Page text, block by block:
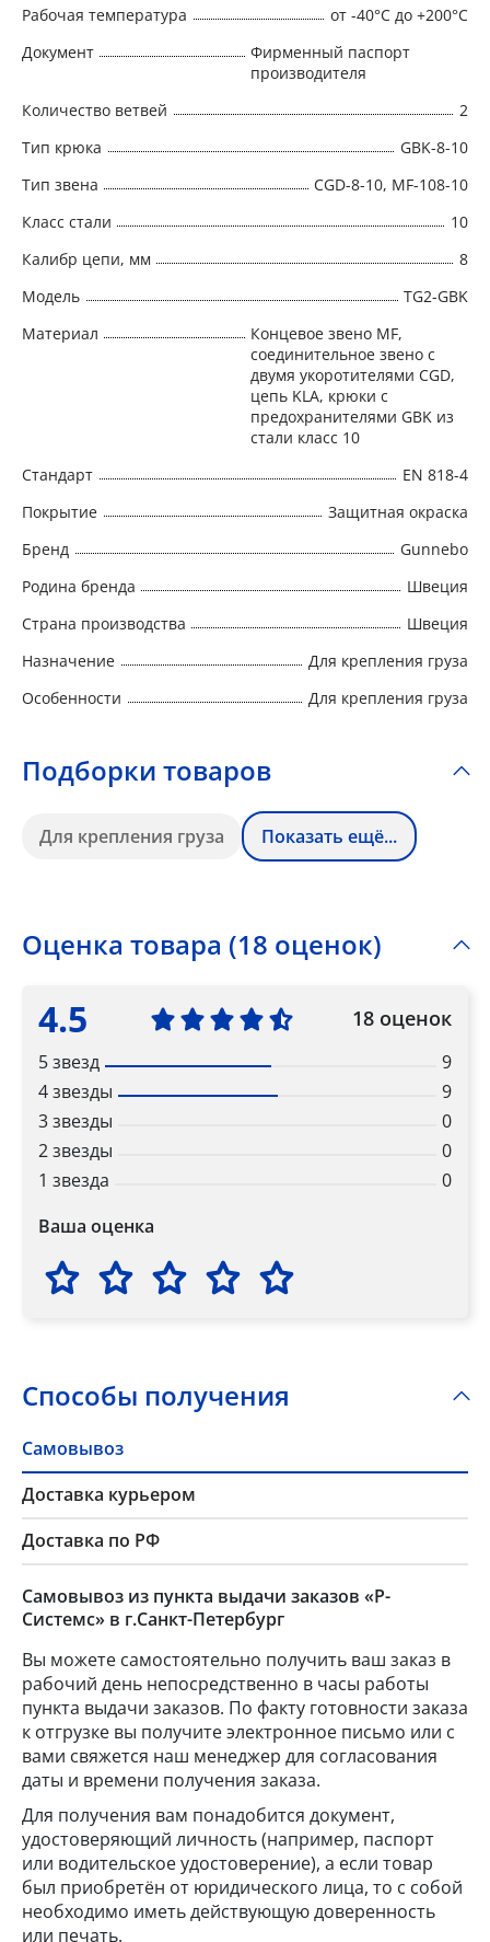
Рабочая температура
от -40°C до +200°C
Документ
Фирменный паспорт
производителя
Количество ветвей
2
Тип крюка
GBK-8-10
Тип звена
CGD-8-10, MF-108-10
Класс стали
10
Калибр цепи, мм
8
Модель
TG2-GBK
Материал
Концевое звено MF,
соединительное звено с
двумя укоротителями CGD,
цепь KLA, крюки с
предохранителями GBK из
стали класс 10
Стандарт
EN 818-4
Покрытие
Защитная окраска
Бренд
Gunnebo
Родина бренда
Швеция
Страна производства
Швеция
Назначение
Для крепления груза
Особенности
Для крепления груза
Подборки товаров
Для крепления груза Показать ещё...
Оценка товара (18 оценок)
4.5 18 оценок
5 звезд
9
4 звезды
9
3 звезды
0
2 звезды
0
1 звезда
0
Ваша оценка
Способы получения
Самовывоз
Доставка курьером
Доставка по РФ
Самовывоз из пункта выдачи заказов «Р-
Системс» в г.Санкт-Петербург
Вы можете самостоятельно получить ваш заказ в
рабочий день непосредственно в часы работы
пункта выдачи заказов. По факту готовности заказа
к отгрузке вы получите электронное письмо или с
вами свяжется наш менеджер для согласования
даты и времени получения заказа.
Для получения вам понадобится документ,
удостоверяющий личность (например, паспорт
или водительское удостоверение), а если товар
был приобретён от юридического лица, то с собой
необходимо иметь действующую доверенность
или печать.